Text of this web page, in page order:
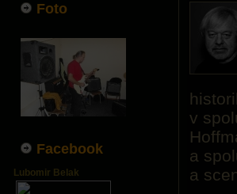
Foto
Facebook
Lubomir Belak
v
a
a